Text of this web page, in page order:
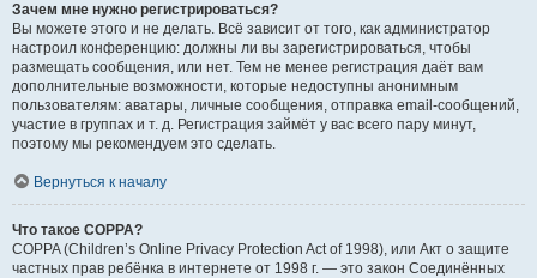
Зачем мне нужно регистрироваться?
Вы можете этого и не делать. Всё зависит от того, как администратор
настроил конференцию: должны ли вы зарегистрироваться, чтобы
размещать сообщения, или нет. Тем не менее регистрация даёт вам
дополнительные возможности, которые недоступны анонимным
пользователям: аватары, личные сообщения, отправка email-сообщений,
участие в группах и т. д. Регистрация займёт у вас всего пару минут,
поэтому мы рекомендуем это сделать.
Вернуться к началу
Что такое COPPA?
COPPA (Children’s Online Privacy Protection Act of 1998), или Акт о защите
частных прав ребёнка в интернете от 1998 г. — это закон Соединённых